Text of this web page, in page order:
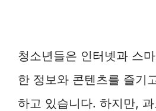
청소년들은 인터넷과 스
한 정보와 콘텐츠를 즐기
하고 있습니다. 하지만,